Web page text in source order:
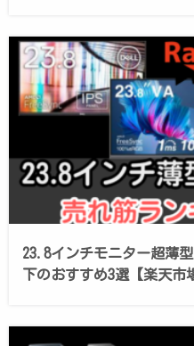
23.8インチモニター超薄
下のおすすめ3選【楽天市